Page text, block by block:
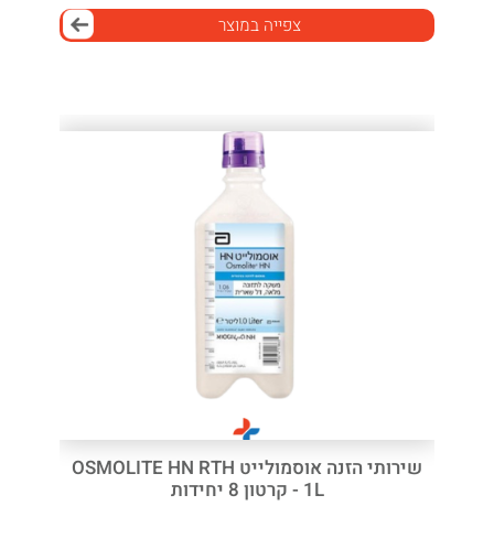
צפייה במוצר
שירותי הזנה אוסמולייט OSMOLITE HN RTH
1L - קרטון 8 יחידות